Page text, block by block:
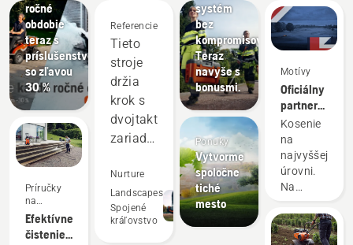
ročné
obdobie
teraz s
príslušenstvom
so zľavou
30 %
Príručky
na
používanie
Efektívne
čistenie
Referencie
Tieto
stroje
držia
krok s
dvojtaktnými
zariadeniami
dosahujú
lepšie
výsledky
Nurture
Landscapes
Spojené
kráľovstvo
systém
bez
kompromisov.
Teraz
navyše s
bonusmi.
Ponuky
Vytvorme
spoločne
tiché
mesto
Motívy
Oficiálny
partner
série DP
World
Tour
v oblasti
robotického
Kosenie
na
najvyššej
úrovni.
Na
vo vašej
záhrade.